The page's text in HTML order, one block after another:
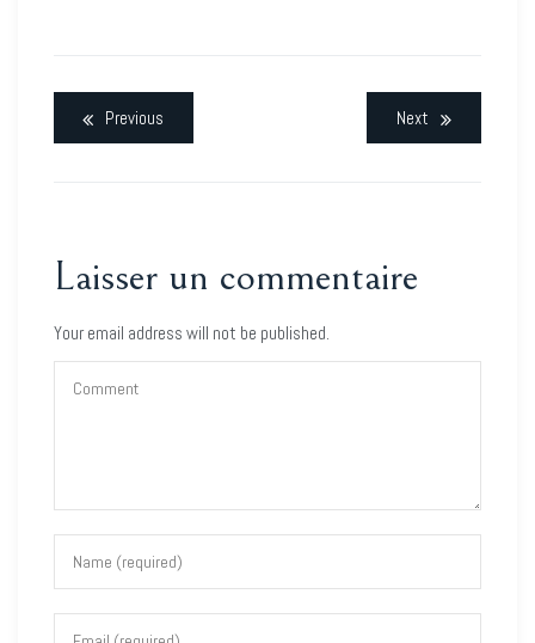
Previous Next
Laisser un commentaire
Your email address will not be published.